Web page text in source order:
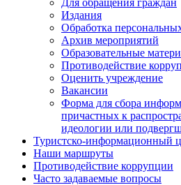
Для обращения граждан
Издания
Обработка
Архив мероприятий
Образовательные
Противодействие
Оценить учреждение
Вакансии
Форма для сбора
причастных к
идеологии или
Туристско-информационный
Наши маршруты
Противодействие коррупции
Часто задаваемые вопросы